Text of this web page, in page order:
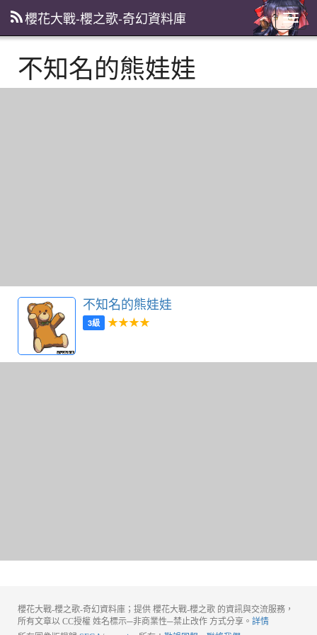
主
選
櫻花大戰-櫻之歌-奇幻資料庫
不知名的熊娃娃
不知名的熊娃娃
3級 ★★★★
櫻花大戰-櫻之歌-奇幻資料庫；提供 櫻花大戰-櫻之歌 的資訊與交流服務，
所有文章以 CC授權 姓名標示─非商業性─禁止改作 方式分享。 詳情